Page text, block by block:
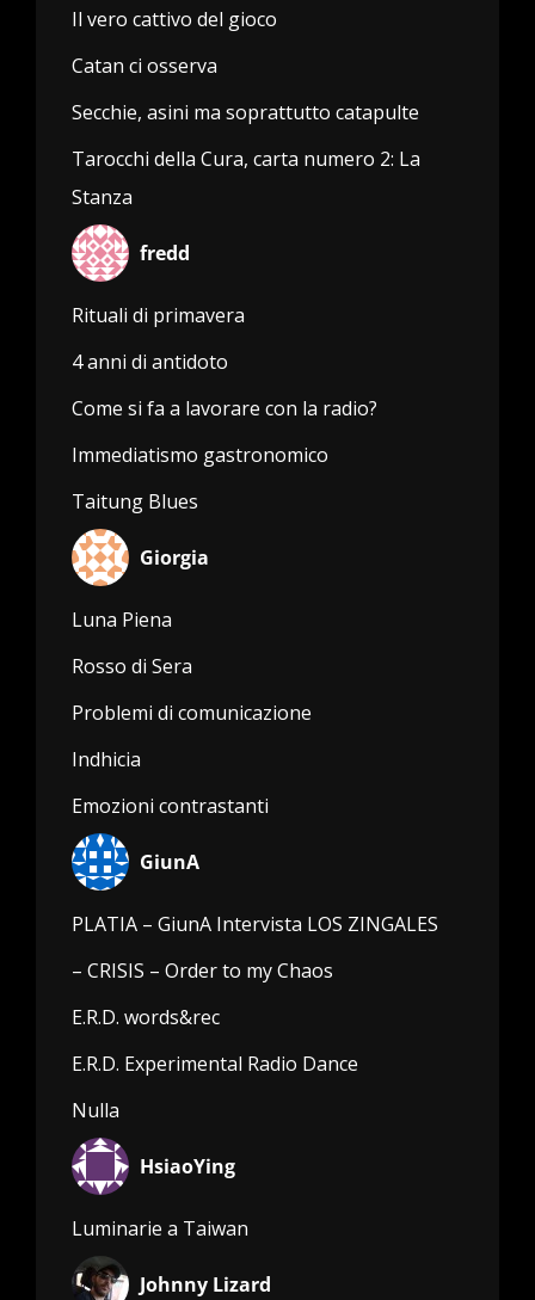
Il vero cattivo del gioco
Catan ci osserva
Secchie, asini ma soprattutto catapulte
Tarocchi della Cura, carta numero 2: La
Stanza
fredd
Rituali di primavera
4 anni di antidoto
Come si fa a lavorare con la radio?
Immediatismo gastronomico
Taitung Blues
Giorgia
Luna Piena
Rosso di Sera
Problemi di comunicazione
Indhicia
Emozioni contrastanti
GiunA
PLATIA – GiunA Intervista LOS ZINGALES
– CRISIS – Order to my Chaos
E.R.D. words&rec
E.R.D. Experimental Radio Dance
Nulla
HsiaoYing
Luminarie a Taiwan
Johnny Lizard